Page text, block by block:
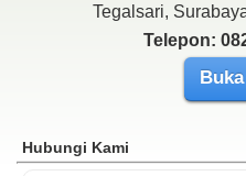
Tegalsari,
Telepon:
Hubungi Kami